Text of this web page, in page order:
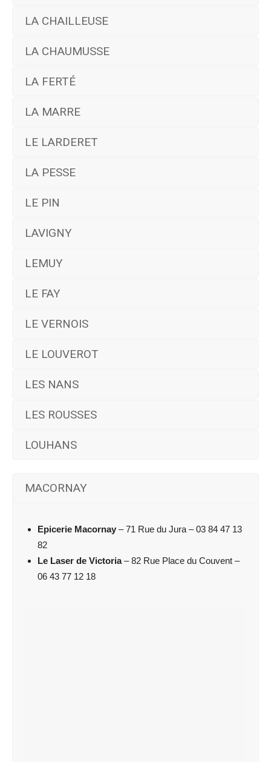
LA CHAILLEUSE
LA CHAUMUSSE
LA FERTÉ
LA MARRE
LE LARDERET
LA PESSE
LE PIN
LAVIGNY
LEMUY
LE FAY
LE VERNOIS
LE LOUVEROT
LES NANS
LES ROUSSES
LOUHANS
MACORNAY
Epicerie Macornay – 71 Rue du Jura – 03 84 47 13
82
Le Laser de Victoria– 82 Rue Place du Couvent –
06 43 77 12 18